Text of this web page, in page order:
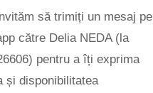
să trimiți un mesaj pe
către Delia NEDA (la
pentru a îți exprima
și disponibilitatea